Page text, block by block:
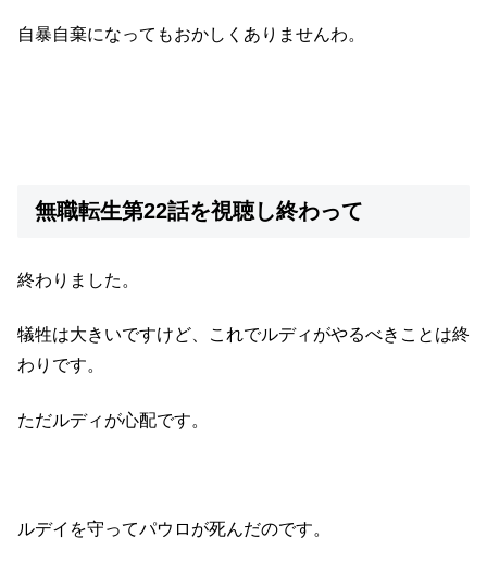
自暴自棄になってもおかしくありませんわ。
無職転生第22話を視聴し終わって
終わりました。
犠牲は大きいですけど、これでルディがやるべきことは終
わりです。
ただルディが心配です。
ルデイを守ってパウロが死んだのです。